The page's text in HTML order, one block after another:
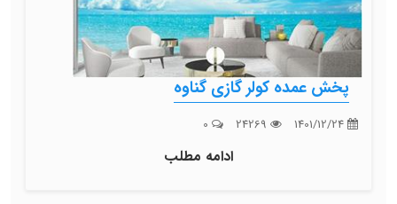
پخش عمده کولر گازی گناوه
ادامه مطلب